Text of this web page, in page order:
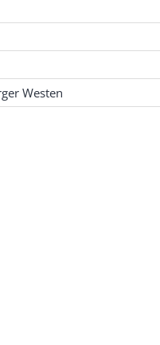
Westen